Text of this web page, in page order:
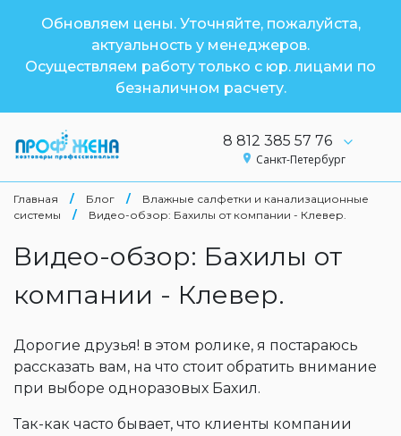
Обновляем цены. Уточняйте, пожалуйста,
актуальность у менеджеров.
Осуществляем работу только с юр. лицами по
безналичном расчету.
8 812 385 57 76
Санкт-Петербург
Главная / Блог /
Влажные салфетки и канализационные
системы
/ Видео-обзор: Бахилы от компании - Клевер.
Видео-обзор: Бахилы от
компании - Клевер.
Дорогие друзья! в этом ролике, я постараюсь
рассказать вам, на что стоит обратить внимание
при выборе одноразовых Бахил.
Так-как часто бывает, что клиенты компании